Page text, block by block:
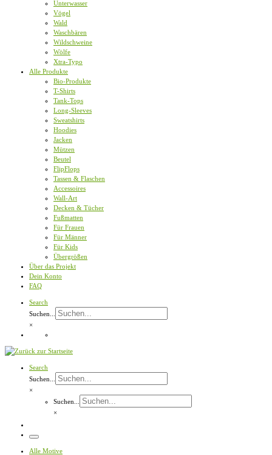
Unterwasser
Vögel
Wald
Waschbären
Wildschweine
Wölfe
Xtra-Typo
Alle Produkte
Bio-Produkte
T-Shirts
Tank-Tops
Long-Sleeves
Sweatshirts
Hoodies
Jacken
Mützen
Beutel
FlipFlops
Tassen & Flaschen
Accessoires
Wall-Art
Decken & Tücher
Fußmatten
Für Frauen
Für Männer
Für Kids
Übergrößen
Über das Projekt
Dein Konto
FAQ
Search
Suchen...
×
Search
Suchen...
×
Suchen...
×
Menü
Alle Motive